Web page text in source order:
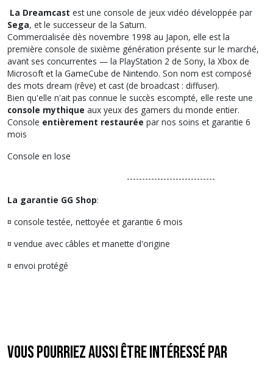
La Dreamcast est une console de jeux vidéo développée par
Sega, et le successeur de la Saturn.
Commercialisée dès novembre 1998 au Japon, elle est la
première console de sixième génération présente sur le marché,
avant ses concurrentes — la PlayStation 2 de Sony, la Xbox de
Microsoft et la GameCube de Nintendo. Son nom est composé
des mots dream (rêve) et cast (de broadcast : diffuser).
Bien qu'elle n'ait pas connue le succès escompté, elle reste une
console mythique aux yeux des gamers du monde entier.
Console entièrement restaurée par nos soins et garantie 6
mois
Console en lose
-----------------------------
La garantie GG Shop:
¤ console testée, nettoyée et garantie 6 mois
¤ vendue avec câbles et manette d'origine
¤ envoi protégé
Vous pourriez aussi être intéressé par